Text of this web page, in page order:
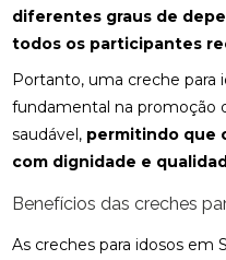
diferentes graus de
todos os participantes
Portanto, uma creche para
fundamental na promoção
saudável, permitindo que
com dignidade e
Benefícios das creches
As creches para idosos em